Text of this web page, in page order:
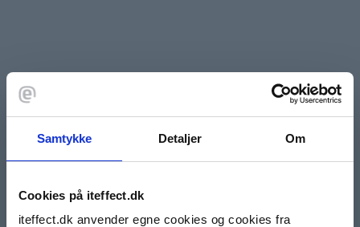
Samtykke Detaljer Om
Cookies på iteffect.dk
iteffect.dk anvender egne cookies og cookies fra